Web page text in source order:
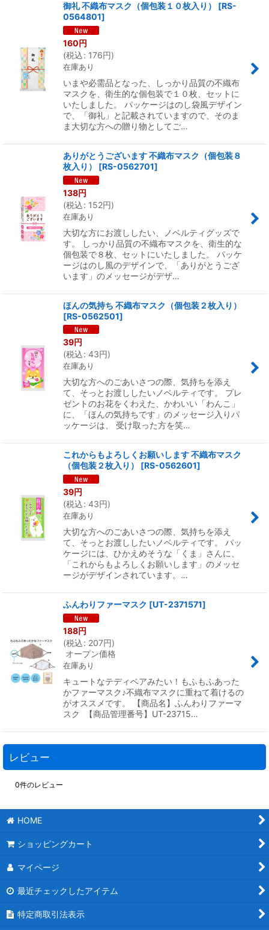
御礼 不織布マスク（個包装１０枚入り） [RS-
0564801]
160円
(税込: 176円)
在庫あり
いまや必需品となった、しっかり品質の不織布
マスクを、衛生的な個包装で１０枚、セットに
いたしました。 パッケージはのし袋風デザイン
で、「御礼」と記載されていますので、そのま
ま大切な方への贈り物としてご…
ありがとうございます 不織布マスク（個包装８
枚入り）
[RS-0562701]
138円
(税込: 152円)
在庫あり
大切な方にお渡ししたい、ノベルティグッズで
す。 しっかり品質の不織布マスクを、衛生的な
個包装で８枚、セットにいたしました。 パッケ
ージはのし風のデザインで、「ありがとうござ
います」のメッセージがデザ…
ほんの気持ち 不織布マスク（個包装２枚入り）
[RS-0562501]
39円
(税込: 43円)
在庫あり
大切な方へのごあいさつの際、気持ちを添え
て、そっとお渡ししたいノベルティです。 プレ
ゼントのお花をくわえた、かわいい「わんこ」
に、「ほんの気持ちです」のメッセージ入りパ
ッケージは、 受け取った方を笑…
これからもよろしくお願いします 不織布マスク
（個包装２枚入り）
[RS-0562601]
39円
(税込: 43円)
在庫あり
大切な方へのごあいさつの際、気持ちを添え
て、そっとお渡ししたいノベルティです。 パッ
ケージには、ひかえめそうな「くま」さんに、
「これからもよろしくお願いします」のメッセ
ージがデザインされています。…
ふんわりファーマスク [UT-2371571]
188円
(税込: 207円)
オープン価格
在庫あり
キュートなテディベアみたい！もふもふあった
かファーマスク♪不織布マスクに重ねて着けるの
がオススメです。 【商品名】ふんわりファーマ
スク 【商品管理番号】UT-23715…
レビュー
0件のレビュー
HOME
ショッピングカート
マイページ
最近チェックしたアイテム
特定商取引法表示